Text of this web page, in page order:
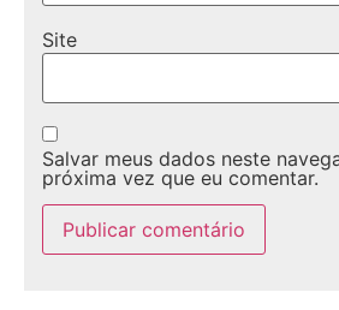
Site
Salvar meus dados neste
próxima vez que eu comentar.